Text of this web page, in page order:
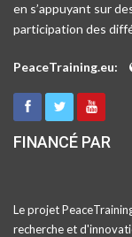
en s’appuyant sur
participation des
PeaceTraining.eu:
FINANCÉ PAR
Le projet
recherche et